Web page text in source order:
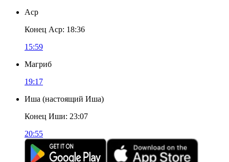
Аср
Конец Аср: 18:36
15:59
Магриб
19:17
Иша (настоящий Иша)
Конец Иши: 23:07
20:55